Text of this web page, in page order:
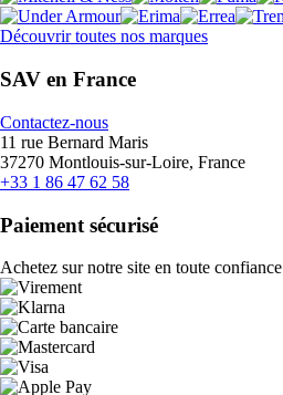
Découvrir toutes nos marques
SAV en France
Contactez-nous
11 rue Bernard Maris
37270 Montlouis-sur-Loire, France
+33 1 86 47 62 58
Paiement sécurisé
Achetez sur notre site en toute confiance